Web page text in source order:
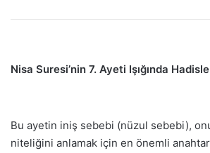
Nisa Suresi’nin 7. Ayeti Işığında
Bu ayetin iniş sebebi (nüzul sebebi),
niteliğini anlamak için en önemli